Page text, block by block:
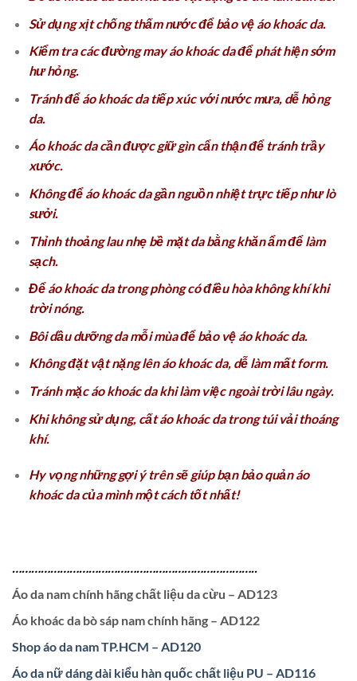
Sử dụng xịt chống thấm nước để bảo vệ áo khoác da.
Kiểm tra các đường may áo khoác da để phát hiện sớm
hư hỏng.
Tránh để áo khoác da tiếp xúc với nước mưa, dễ hỏng
da.
Áo khoác da cần được giữ gìn cẩn thận để tránh trầy
xước.
Không để áo khoác da gần nguồn nhiệt trực tiếp như lò
sưởi.
Thỉnh thoảng lau nhẹ bề mặt da bằng khăn ẩm để làm
sạch.
Để áo khoác da trong phòng có điều hòa không khí khi
trời nóng.
Bôi dầu dưỡng da mỗi mùa để bảo vệ áo khoác da.
Không đặt vật nặng lên áo khoác da, dễ làm mất form.
Tránh mặc áo khoác da khi làm việc ngoài trời lâu ngày.
Khi không sử dụng, cất áo khoác da trong túi vải thoáng
khí.
Hy vọng những gợi ý trên sẽ giúp bạn bảo quản áo
khoác da của mình một cách tốt nhất!
…………………………………………………………………..
Áo da nam chính hãng chất liệu da cừu – AD123
Áo khoác da bò sáp nam chính hãng – AD122
Shop áo da nam TP.HCM – AD120
Áo da nữ dáng dài kiểu hàn quốc chất liệu PU – AD116